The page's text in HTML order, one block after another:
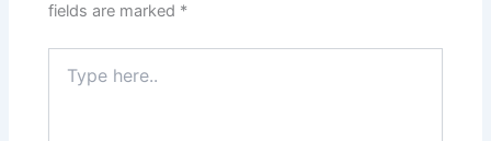
fields are marked *
here..